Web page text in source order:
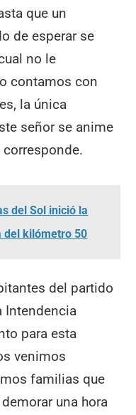
que un
de esperar se
no le
contamos con
la única
señor se anime
del Sol inició la
del kilómetro 50
del partido
Intendencia
para esta
venimos
familias que
una hora